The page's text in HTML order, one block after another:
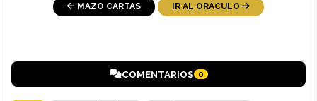
MAZO CARTAS IR AL ORÁCULO
COMENTARIOS 0